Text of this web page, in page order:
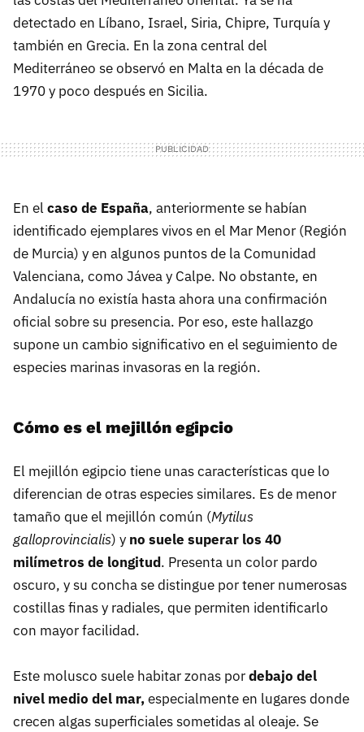
detectado en Líbano, Israel, Siria, Chipre, Turquía y
también en Grecia. En la zona central del
Mediterráneo se observó en Malta en la década de
1970 y poco después en Sicilia.
En el caso de España, anteriormente se habían
identificado ejemplares vivos en el Mar Menor (Región
de Murcia) y en algunos puntos de la Comunidad
Valenciana, como Jávea y Calpe. No obstante, en
Andalucía no existía hasta ahora una confirmación
oficial sobre su presencia. Por eso, este hallazgo
supone un cambio significativo en el seguimiento de
especies marinas invasoras en la región.
Cómo es el mejillón egipcio
El mejillón egipcio tiene unas características que lo
diferencian de otras especies similares. Es de menor
tamaño que el mejillón común (Mytilus
galloprovincialis) y no suele superar los 40
milímetros de longitud. Presenta un color pardo
oscuro, y su concha se distingue por tener numerosas
costillas finas y radiales, que permiten identificarlo
con mayor facilidad.
Este molusco suele habitar zonas pordebajo del
nivel medio del mar,especialmente en lugares donde
crecen algas superficiales sometidas al oleaje. Se